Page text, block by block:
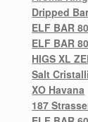
Dripped
ELF BAR
ELF BAR
HIGS XL
Salt
XO Havana
187